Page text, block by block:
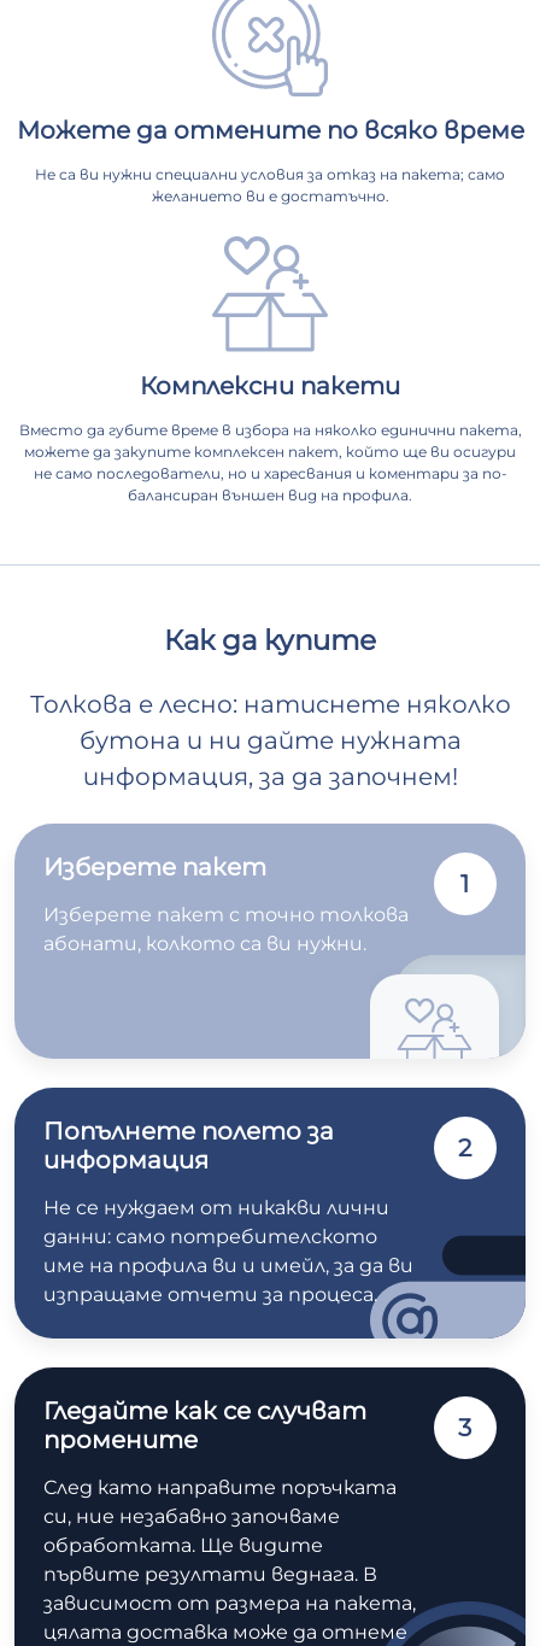
Можете да отмените по всяко време
Не са ви нужни специални условия за отказ на пакета; само
желанието ви е достатъчно.
Комплексни пакети
Вместо да губите време в избора на няколко единични пакета,
можете да закупите комплексен пакет, който ще ви осигури
не само последователи, но и харесвания и коментари за по-
балансиран външен вид на профила.
Как да купите
Толкова е лесно: натиснете няколко
бутона и ни дайте нужната
информация, за да започнем!
Изберете пакет
Изберете пакет с точно толкова
абонати, колкото са ви нужни.
1
Попълнете полето за
информация
Не се нуждаем от никакви лични
данни: само потребителското
име на профила ви и имейл, за да ви
изпращаме отчети за процеса.
2
Гледайте как се случват
промените
След като направите поръчката
си, ние незабавно започваме
обработката. Ще видите
първите резултати веднага. В
зависимост от размера на пакета,
цялата доставка може да отнеме
3